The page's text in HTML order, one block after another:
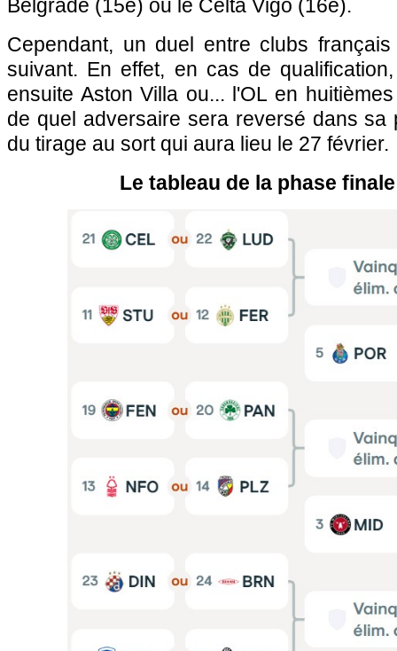
Belgrade (15e) ou le Celta Vigo (16e).
Cependant, un duel entre clubs
suivant. En effet, en cas de
ensuite Aston Villa ou... l'OL en
de quel adversaire sera reversé dans sa
du tirage au sort qui aura lieu le 27 février.
Le tableau de la phase